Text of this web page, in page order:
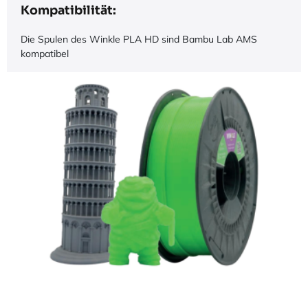
Kompatibilität:
Die Spulen des Winkle PLA HD sind Bambu Lab AMS
kompatibel